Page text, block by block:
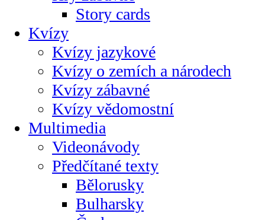
Story cards
Kvízy
Kvízy jazykové
Kvízy o zemích a národech
Kvízy zábavné
Kvízy vědomostní
Multimedia
Videonávody
Předčítané texty
Bělorusky
Bulharsky